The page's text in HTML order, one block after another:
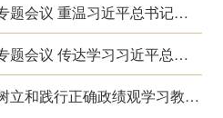
中央和国家机关工委召开专题会议 重温习近平总书记关于机…
中央和国家机关工委召开专题会议 传达学习习近平总书记在…
中央和国家机关工委举办树立和践行正确政绩观学习教育专题…